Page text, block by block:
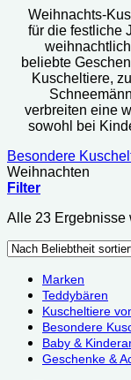
Weihnachts-
für die festliche
beliebte
Kuscheltiere,
verbreiten eine
sowohl bei
Besondere
Weihnachten
Filter
Alle 23 Ergebnisse
Marken
Teddybären
Kuscheltiere
Besondere
Baby &
Geschenke &